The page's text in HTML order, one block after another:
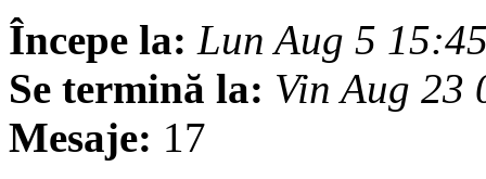
Începe la: Lun Aug 5
Se termină la: Vin Aug 23
Mesaje: 17